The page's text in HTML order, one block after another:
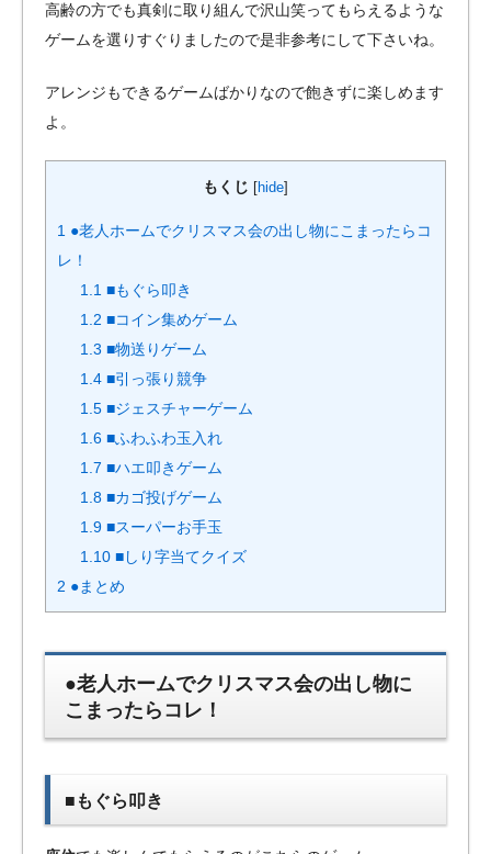
高齢の方でも真剣に取り組んで沢山笑ってもらえるような
ゲームを選りすぐりましたので是非参考にして下さいね。
アレンジもできるゲームばかりなので飽きずに楽しめます
よ。
もくじ hide
1 ●老人ホームでクリスマス会の出し物にこまったらコ
レ！
1.1 ■もぐら叩き
1.2 ■コイン集めゲーム
1.3 ■物送りゲーム
1.4 ■引っ張り競争
1.5 ■ジェスチャーゲーム
1.6 ■ふわふわ玉入れ
1.7 ■ハエ叩きゲーム
1.8 ■カゴ投げゲーム
1.9 ■スーパーお手玉
1.10 ■しり字当てクイズ
2 ●まとめ
●老人ホームでクリスマス会の出し物に
こまったらコレ！
■もぐら叩き